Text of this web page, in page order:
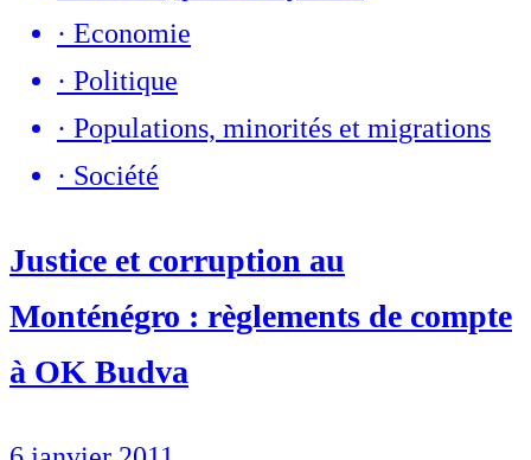
· Economie
· Politique
· Populations, minorités et migrations
· Société
Justice et corruption au
Monténégro : règlements de compte
à OK Budva